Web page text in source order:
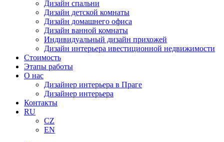
Дизайн спальни
Дизайн детской комнаты
Дизайн домашнего офиса
Дизайн ванной комнаты
Индивидуальный дизайн прихожей
Дизайн интерьера ивестиционной недвижимости
Стоимость
Этапы работы
О нас
Дизайнер интерьера в Праге
Дизайнер интерьера
Контакты
RU
CZ
EN